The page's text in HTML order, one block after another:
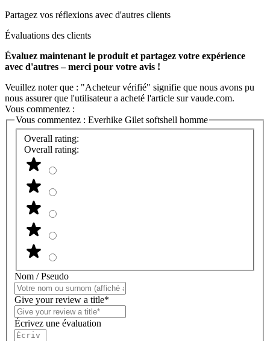
Partagez vos réflexions avec d'autres clients
Évaluations des clients
Évaluez maintenant le produit et partagez votre expérience
avec d'autres – merci pour votre avis !
Veuillez noter que : "Acheteur vérifié" signifie que nous avons pu
nous assurer que l'utilisateur a acheté l'article sur vaude.com.
Vous commentez :
Vous commentez : Everhike Gilet softshell homme
Overall rating:
Overall rating:
Nom / Pseudo
Give your review a title*
Écrivez une évaluation